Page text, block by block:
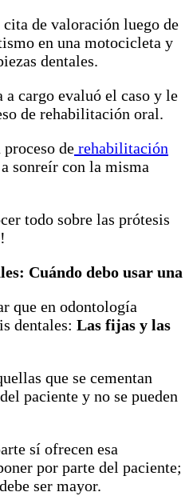
de valoración luego de
en una motocicleta y
dentales.
cargo evaluó el caso y le
de rehabilitación oral.
de rehabilitación
sonreír con la misma
todo sobre las prótesis
: Cuándo debo usar una
que en odontología
dentales: Las fijas y las
que se cementan
paciente y no se pueden
sí ofrecen esa
por parte del paciente;
ser mayor.